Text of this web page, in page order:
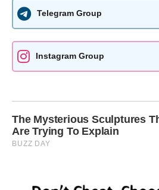
Telegram Group
Instagram Group